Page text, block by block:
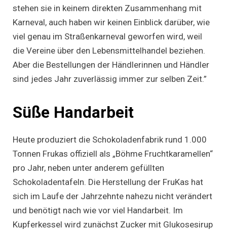
stehen sie in keinem direkten Zusammenhang mit
Karneval, auch haben wir keinen Einblick darüber, wie
viel genau im Straßenkarneval geworfen wird, weil
die Vereine über den Lebensmittelhandel beziehen.
Aber die Bestellungen der Händlerinnen und Händler
sind jedes Jahr zuverlässig immer zur selben Zeit.”
Süße Handarbeit
Heute produziert die Schokoladenfabrik rund 1.000
Tonnen Frukas offiziell als „Böhme Fruchtkaramellen“
pro Jahr, neben unter anderem gefüllten
Schokoladentafeln. Die Herstellung der FruKas hat
sich im Laufe der Jahrzehnte nahezu nicht verändert
und benötigt nach wie vor viel Handarbeit. Im
Kupferkessel wird zunächst Zucker mit Glukosesirup